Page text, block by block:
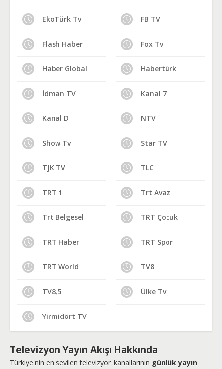
EkoTürk Tv FB TV
Flash Haber Fox Tv
Haber Global Habertürk
İdman TV Kanal 7
Kanal D NTV
Show Tv Star TV
TJK TV TLC
TRT 1 Trt Avaz
Trt Belgesel TRT Çocuk
TRT Haber TRT Spor
TRT World TV8
TV8,5 Ülke Tv
Yirmidört TV
Televizyon Yayın Akışı Hakkında
Türkiye'nin en sevilen televizyon kanallarının günlük yayın